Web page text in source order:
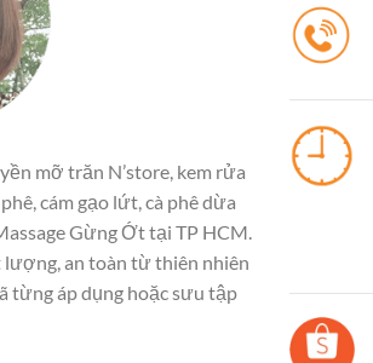
mỡ trăn N’store, kem rửa
cám gạo lứt, cà phê dừa
Gừng Ớt tại TP HCM.
an toàn từ thiên nhiên
từng áp dụng hoặc sưu tập